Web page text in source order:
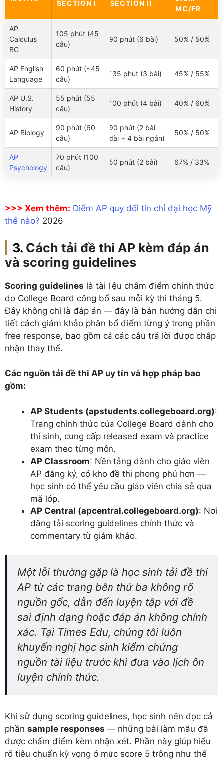
SECTION I SECTION II
MC/FR
AP
Calculus
BC
105 phút (45
câu)
90 phút (6 bài) 50% / 50%
AP English
Language
60 phút (~45
câu)
135 phút (3 bài) 45% / 55%
AP U.S.
History
55 phút (55
câu)
100 phút (4 bài) 40% / 60%
AP Biology
90 phút (60
câu)
90 phút (2 bài
dài + 4 bài ngắn)
50% / 50%
AP
Psychology
70 phút (100
câu)
50 phút (2 bài) 67% / 33%
>>> Xem thêm: Điểm AP quy đổi tín chỉ đại học Mỹ
thế nào? 2026
Cách tải đề thi AP kèm đáp án
và scoring guidelines
Scoring guidelines là tài liệu chấm điểm chính thức
do College Board công bố sau mỗi kỳ thi tháng 5.
Đây không chỉ là đáp án — đây là bản hướng dẫn chi
tiết cách giám khảo phân bổ điểm từng ý trong phần
free response, bao gồm cả các câu trả lời được chấp
nhận thay thế.
Các nguồn tải đề thi AP uy tín và hợp pháp bao
gồm:
AP Students (apstudents.collegeboard.org):
Trang chính thức của College Board dành cho
thí sinh, cung cấp released exam và practice
exam theo từng môn.
AP Classroom: Nền tảng dành cho giáo viên
AP đăng ký, có kho đề thi phong phú hơn —
học sinh có thể yêu cầu giáo viên chia sẻ qua
mã lớp.
AP Central (apcentral.collegeboard.org): Nơi
đăng tải scoring guidelines chính thức và
commentary từ giám khảo.
Một lỗi thường gặp là học sinh tải đề thi
AP từ các trang bên thứ ba không rõ
nguồn gốc, dẫn đến luyện tập với đề
sai định dạng hoặc đáp án không chính
xác. Tại Times Edu, chúng tôi luôn
khuyến nghị học sinh kiểm chứng
nguồn tài liệu trước khi đưa vào lịch ôn
luyện chính thức.
Khi sử dụng scoring guidelines, học sinh nên đọc cả
phần sample responses — những bài làm mẫu đã
được chấm điểm kèm nhận xét. Phần này giúp hiểu
rõ tiêu chuẩn kỳ vọng ở mức score 5 trông như thế